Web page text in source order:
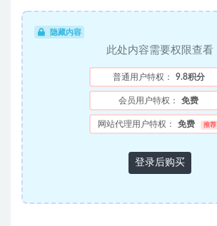
隐藏内容
此处内容需要权限查看
普通用户特权： 9.8积分
会员用户特权： 免费
网站代理用户特权： 免费 推荐
登录后购买